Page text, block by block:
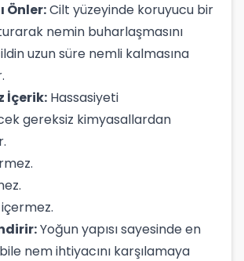
Önler:Cilt yüzeyinde koruyucu bir
nemin buharlaşmasını
uzun süre nemli kalmasına
İçerik: Hassasiyeti
gereksiz kimyasallardan
Yoğun yapısı sayesinde en
nem ihtiyacını karşılamaya